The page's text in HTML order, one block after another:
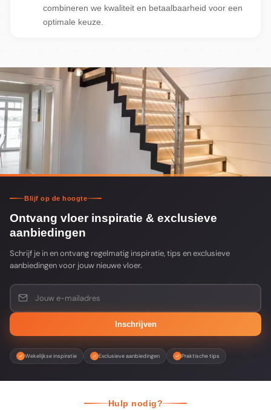
combineren we kwaliteit en betaalbaarheid voor een
optimale keuze.
Blijf op de hoogte
Ontvang vloer inspiratie & exclusieve
aanbiedingen
Schrijf je in en ontvang regelmatig inspiratie, tips en exclusieve
aanbiedingen voor jouw nieuwe vloer.
Inschrijven
Wekelijkse inspiratie Exclusieve aanbiedingen Praktische tips
Hulp nodig?